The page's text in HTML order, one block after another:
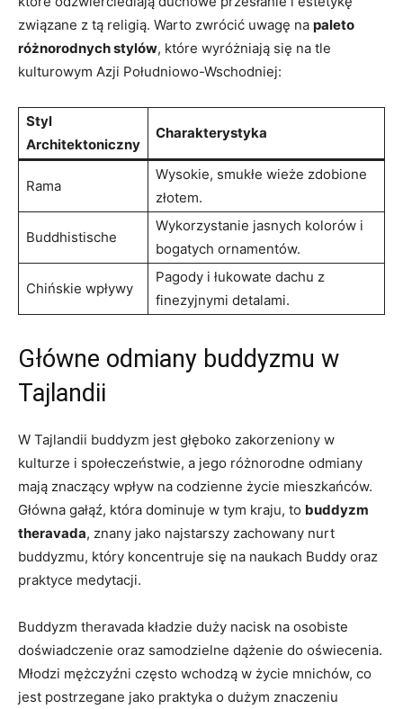
związane z tą religią. Warto zwrócić uwagę na paleto
różnorodnych stylów, które wyróżniają się na tle
kulturowym Azji Południowo-Wschodniej:
Styl
Architektoniczny
Charakterystyka
Rama
Wysokie, ⁢smukłe wieże zdobione
złotem.
Buddhistische
Wykorzystanie jasnych ⁢kolorów i
bogatych ornamentów.
Chińskie wpływy
Pagody‍ i łukowate dachu z
finezyjnymi ​detalami.
Główne ⁤odmiany buddyzmu w
Tajlandii
W Tajlandii buddyzm jest głęboko zakorzeniony w
kulturze i społeczeństwie, a jego różnorodne odmiany⁣
mają ⁢znaczący wpływ na codzienne życie mieszkańców.
Główna gałąź, która dominuje w tym kraju, to‌ buddyzm
theravada, znany jako ⁢najstarszy zachowany nurt
buddyzmu, który koncentruje się na naukach ‌Buddy oraz
praktyce medytacji.
Buddyzm theravada kładzie duży ⁤nacisk na​ osobiste
doświadczenie oraz samodzielne dążenie do oświecenia.
Młodzi ⁤mężczyźni często wchodzą w życie mnichów, co
jest postrzegane‍ jako praktyka o dużym znaczeniu